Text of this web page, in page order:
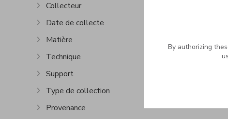
Show more
Collecteur
Show more
Date de collecte
Show more
Matière
Show more
Technique
Show more
Support
Show more
Type de collection
Show more
Provenance
By authorizing